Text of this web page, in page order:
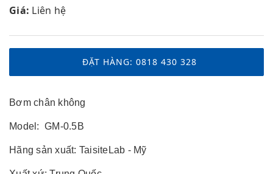
Giá: Liên hệ
ĐẶT HÀNG: 0818 430 328
Bơm chân không
Model: GM-0.5B
Hãng sản xuất: TaisiteLab - Mỹ